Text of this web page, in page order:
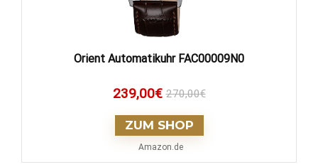
Orient Automatikuhr FAC00009N0
239,00€ 270,00€
ZUM SHOP
Amazon.de